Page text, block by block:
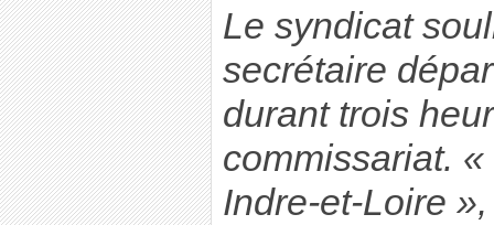
Le syndicat
secrétaire
durant trois
commissariat.
Indre-et-Loire